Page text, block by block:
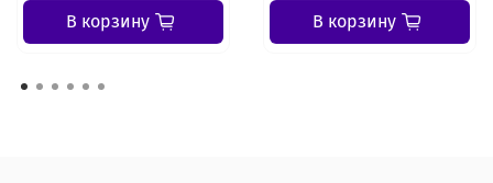
В корзину В корзину